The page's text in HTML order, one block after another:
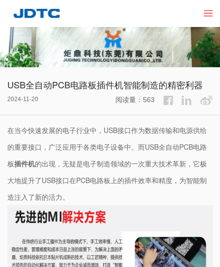
USB全自动PCB电路板插件机智能制造的精密利器
2024-11-20 阅读量：563
在当今快速发展的电子行业中，USB接口作为数据传输和电源供给
的重要接口，广泛应用于各类电子设备中。而USB全自动PCB电路
板插件机的出现，无疑是电子制造领域的一次重大技术革新，它极
大地提升了USB接口在PCB电路板上的插件效率和精度，为智能制
造注入了新的活力。